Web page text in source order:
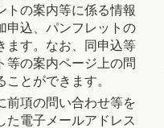
トの案内等に係る情報
申込、パンフレットの
ます。なお、同申込等
等の案内ページ上の問
とができます。
前項の問い合わせ等を
た電子メールアドレス